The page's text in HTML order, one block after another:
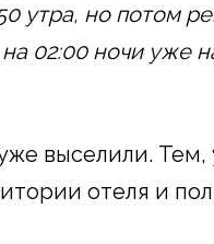
утра, но потом
02:00 ночи уже
выселили. Тем,
отеля и